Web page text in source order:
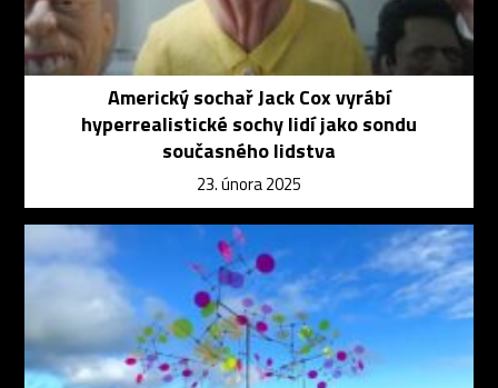
Americký sochař Jack Cox vyrábí
hyperrealistické sochy lidí jako sondu
současného lidstva
23. února 2025